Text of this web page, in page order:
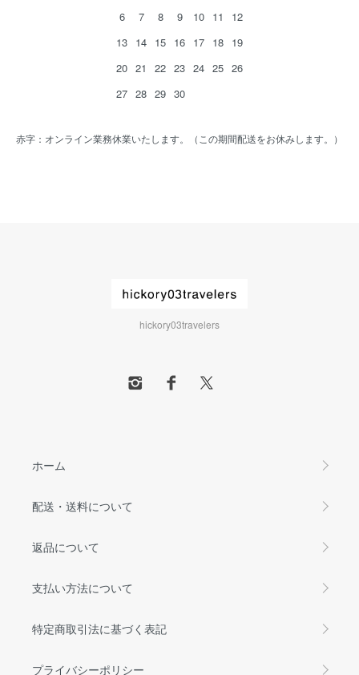
6
7 8 9 10 11
12
13 14 15 16 17 18 19
20 21 22 23 24 25 26
27 28 29 30
赤字：オンライン業務休業いたします。（この期間配送をお休みします。）
hickory03travelers
ホーム
配送・送料について
返品について
支払い方法について
特定商取引法に基づく表記
プライバシーポリシー